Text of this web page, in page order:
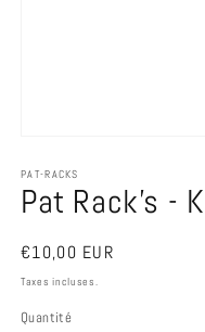
média
1
dans
modale
PAT-RACKS
Pat Rack's -
Prix
habituel
€10,00 EUR
Taxes incluses.
Quantité